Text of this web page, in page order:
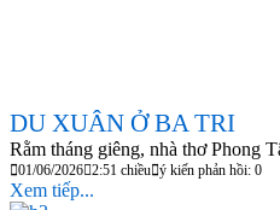
DU XUÂN Ở BA TRI
Rằm tháng giêng, nhà thơ Phong
01/06/2026 2:51 chiều ý kiến phản hồi: 0
Xem tiếp...